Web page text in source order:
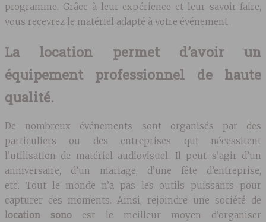
programme. Grâce à leur expérience et leur savoir-faire,
vous recevrez le matériel adapté à votre événement.
La location permet d’avoir un
équipement professionnel de haute
qualité.
De nombreux événements sont organisés par des
particuliers ou des entreprises qui nécessitent
l’utilisation de matériel audiovisuel. Il peut s’agir d’un
anniversaire, d’un mariage, d’une fête d’entreprise,
etc. Tout le monde n’a pas les outils puissants pour
capturer ces moments. Ainsi, rejoindre une société de
location sono est le meilleur moyen d’organiser